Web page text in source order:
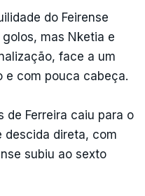
do Feirense
mas Nketia e
face a um
e com pouca cabeça.
de Ferreira caiu para o
descida direta, com
subiu ao sexto